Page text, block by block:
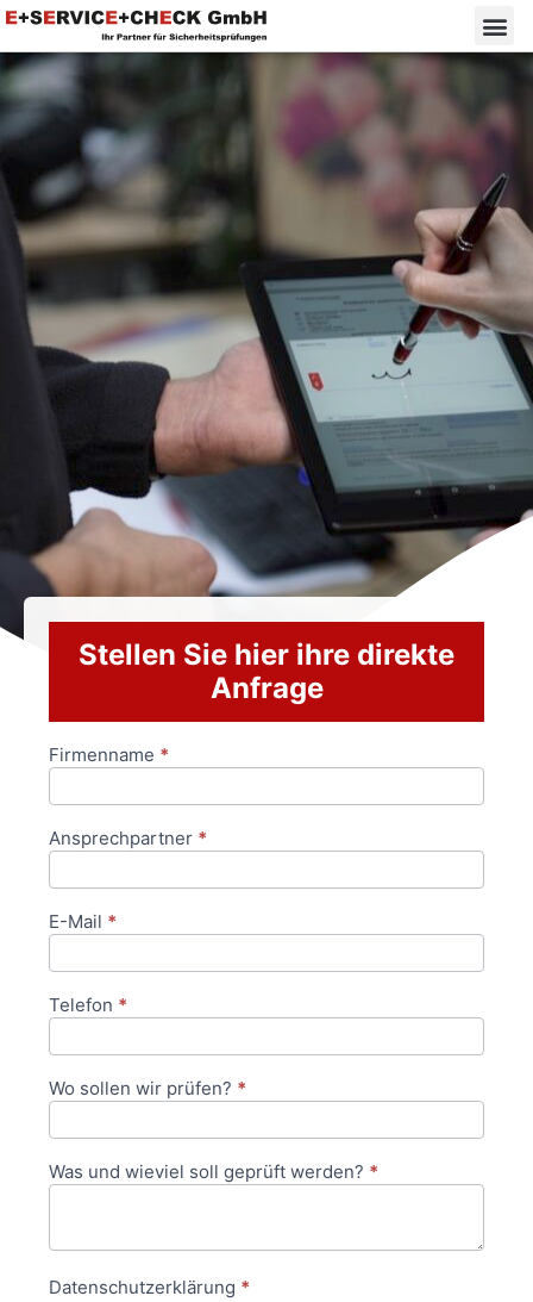
Stellen Sie hier ihre direkte
Anfrage
Anfrageformular
Firmenname *
Ansprechpartner *
E-Mail *
Telefon *
Wo sollen wir prüfen? *
Was und wieviel soll geprüft werden? *
Datenschutzerklärung *